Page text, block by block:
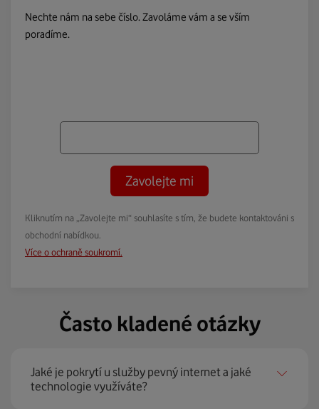
Nechte nám na sebe číslo. Zavoláme vám a se vším
poradíme.
Zavolejte mi
Kliknutím na „Zavolejte mi“ souhlasíte s tím, že budete kontaktováni s
obchodní nabídkou.
Více o ochraně soukromí.
Často kladené otázky
Jaké je pokrytí u služby pevný internet a jaké
technologie využíváte?